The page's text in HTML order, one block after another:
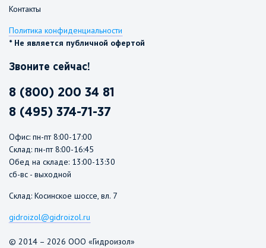
Контакты
Политика конфиденциальности
* Не является публичной офертой
Звоните сейчас!
8 (800) 200 34 81
8 (495) 374-71-37
Офис: пн-пт 8:00-17:00
Склад: пн-пт 8:00-16:45
Обед на складе: 13:00-13:30
сб-вс - выходной
Склад: Косинское шоссе, вл. 7
gidroizol@gidroizol.ru
© 2014 – 2026 ООО «Гидроизол»